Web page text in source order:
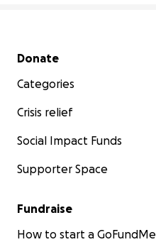
Secondary menu
Donate
Categories
Crisis relief
Social Impact Funds
Supporter Space
Fundraise
How to start a GoFundMe